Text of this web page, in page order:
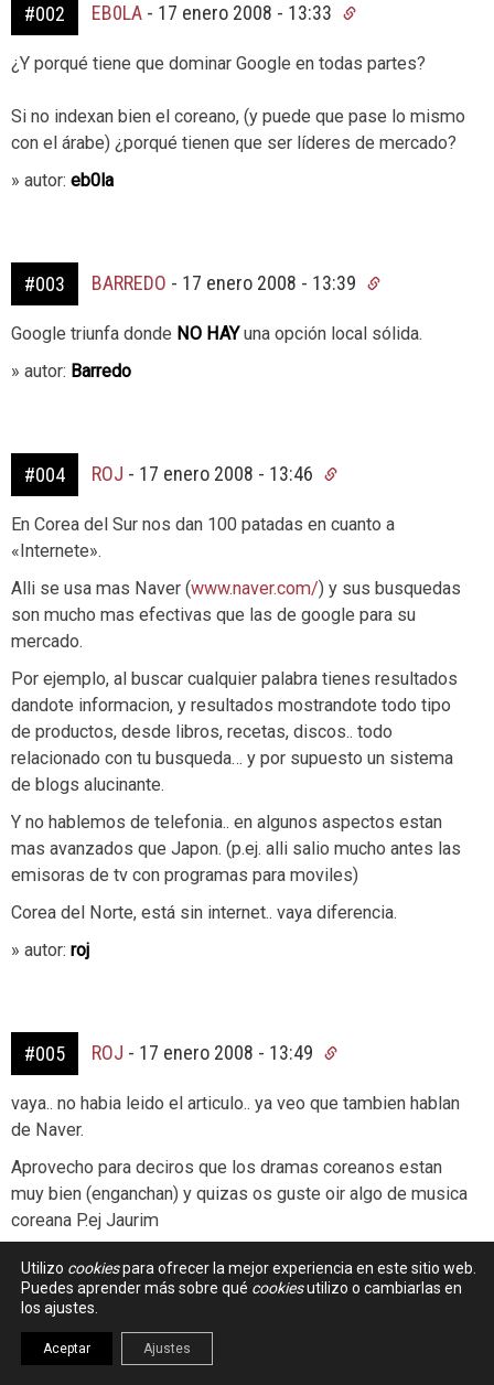
#002 EB0LA - 17 enero 2008 - 13:33
¿Y porqué tiene que dominar Google en todas partes?
Si no indexan bien el coreano, (y puede que pase lo mismo
con el árabe) ¿porqué tienen que ser líderes de mercado?
» autor: eb0la
#003 BARREDO - 17 enero 2008 - 13:39
Google triunfa donde NO HAYuna opción local sólida.
» autor: Barredo
#004 ROJ - 17 enero 2008 - 13:46
En Corea del Sur nos dan 100 patadas en cuanto a
«Internete».
Alli se usa mas Naver (www.naver.com/) y sus busquedas
son mucho mas efectivas que las de google para su
mercado.
Por ejemplo, al buscar cualquier palabra tienes resultados
dandote informacion, y resultados mostrandote todo tipo
de productos, desde libros, recetas, discos.. todo
relacionado con tu busqueda… y por supuesto un sistema
de blogs alucinante.
Y no hablemos de telefonia.. en algunos aspectos estan
mas avanzados que Japon. (p.ej. alli salio mucho antes las
emisoras de tv con programas para moviles)
Corea del Norte, está sin internet.. vaya diferencia.
» autor: roj
#005 ROJ - 17 enero 2008 - 13:49
vaya.. no habia leido el articulo.. ya veo que tambien hablan
de Naver.
Aprovecho para deciros que los dramas coreanos estan
muy bien (enganchan) y quizas os guste oir algo de musica
coreana P.ej Jaurim
PD: los que estan alucinados con los resultados que tienen
en España, son el propio Google, que no se explica porque
aquí practicamente todos usamos su buscador.
» autor:roj
Utilizo cookiespara ofrecer la mejor experiencia en este sitio web.
Puedes aprender más sobre qué cookiesutilizo o cambiarlas en
los ajustes.
Aceptar Ajustes